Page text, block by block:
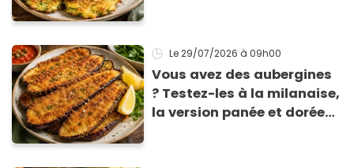
Le 29/07/2026 à 09h00
Vous avez des aubergines
? Testez-les à la milanaise,
la version panée et dorée